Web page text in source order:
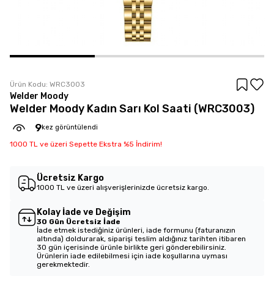
Ürün Kodu: WRC3003
Welder Moody
Welder Moody Kadın Sarı Kol Saati (WRC3003)
9kez görüntülendi
1000 TL ve üzeri Sepette Ekstra %5 İndirim!
Ücretsiz Kargo
1000 TL ve üzeri alışverişlerinizde ücretsiz kargo.
Kolay İade ve Değişim
30 Gün Ücretsiz İade
İade etmek istediğiniz ürünleri, iade formunu (faturanızın
altında) doldurarak, siparişi teslim aldığınız tarihten itibaren
30 gün içerisinde ürünle birlikte geri gönderebilirsiniz.
Ürünlerin iade edilebilmesi için iade koşullarına uyması
gerekmektedir.